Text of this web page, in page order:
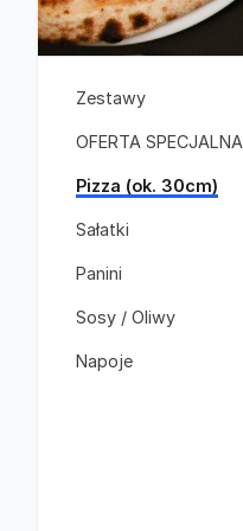
Zestawy
OFERTA SPECJALNA
Pizza (ok. 30cm)
Sałatki
Panini
Sosy / Oliwy
Napoje